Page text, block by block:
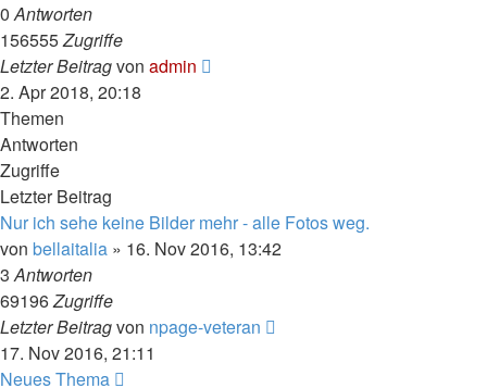
0Antworten
156555Zugriffe
Letzter Beitragvon admin
2. Apr 2018, 20:18
Themen
Antworten
Zugriffe
Letzter Beitrag
Nur ich sehe keine Bilder mehr - alle Fotos weg.
von bellaitalia » 16. Nov 2016, 13:42
3Antworten
69196Zugriffe
Letzter Beitragvon npage-veteran
17. Nov 2016, 21:11
Neues Thema